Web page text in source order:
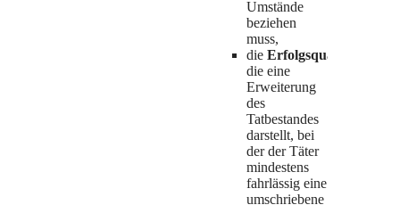
Umstände
beziehen
muss,
die Erfolgsqualifikation
die eine
Erweiterung
des
Tatbestandes
darstellt, bei
der der Täter
mindestens
fahrlässig eine
umschriebene